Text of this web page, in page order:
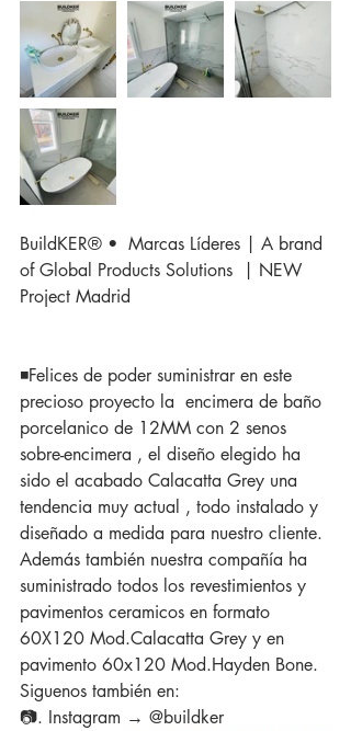
BuildKER® •  Marcas Líderes | A brand
of Global Products Solutions  | NEW
Project Madrid
◾️Felices de poder suministrar en este
precioso proyecto la  encimera de baño
porcelanico de 12MM con 2 senos
sobre-encimera , el diseño elegido ha
sido el acabado Calacatta Grey una
tendencia muy actual , todo instalado y
diseñado a medida para nuestro cliente.
Además también nuestra compañía ha
suministrado todos los revestimientos y
pavimentos ceramicos en formato
60X120 Mod.Calacatta Grey y en
pavimento 60x120 Mod.Hayden Bone.
Siguenos también en:
📷. Instagram → @buildker